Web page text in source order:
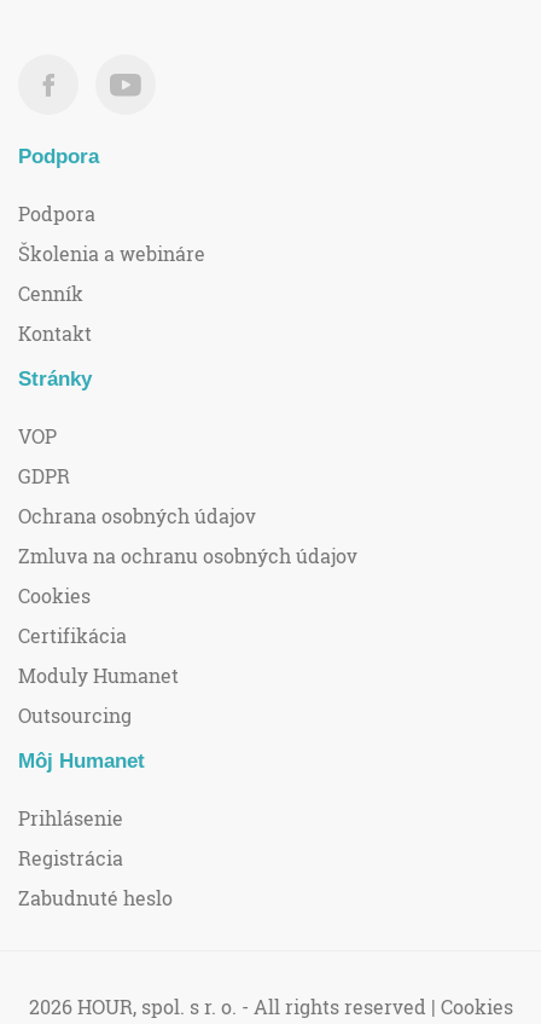
Podpora
Podpora
Školenia a webináre
Cenník
Kontakt
Stránky
VOP
GDPR
Ochrana osobných údajov
Zmluva na ochranu osobných údajov
Cookies
Certifikácia
Moduly Humanet
Outsourcing
Môj Humanet
Prihlásenie
Registrácia
Zabudnuté heslo
2026 HOUR, spol. s r. o. - All rights reserved | Cookies